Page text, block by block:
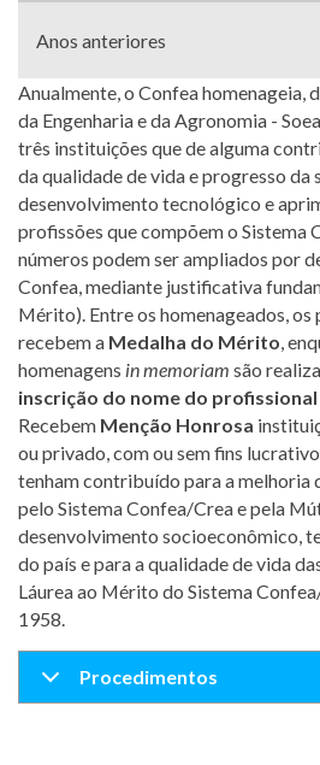
Anos anteriores
Anualmente, o Confea homenageia,
da Engenharia e da Agronomia -
três instituições que de alguma
da qualidade de vida e progresso da
desenvolvimento tecnológico e
profissões que compõem o Sistema
números podem ser ampliados por
Confea, mediante justificativa
Mérito). Entre os homenageados,
recebem a Medalha do Mérito ,
homenagens in memoriam são
inscrição do nome do
Recebem Menção Honrosa
ou privado, com ou sem fins
tenham contribuído para a melhoria
pelo Sistema Confea/Crea e pela
desenvolvimento socioeconômico,
do país e para a qualidade de vida
Láurea ao Mérito do Sistema
1958.
Procedimentos